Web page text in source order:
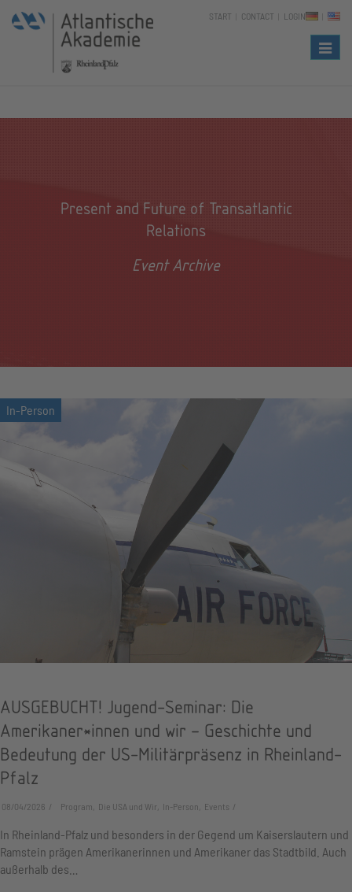
START CONTACT LOGIN
Present and Future of Transatlantic
Relations
Event Archive
AUSGEBUCHT! Jugend-Seminar: Die
Amerikaner*innen und wir – Geschichte und
Bedeutung der US-Militärpräsenz in Rheinland-
Pfalz
08/04/2026 Program, Die USA und Wir, In-Person, Events
In Rheinland-Pfalz und besonders in der Gegend um Kaiserslautern und
Ramstein prägen Amerikanerinnen und Amerikaner das Stadtbild. Auch
außerhalb des…